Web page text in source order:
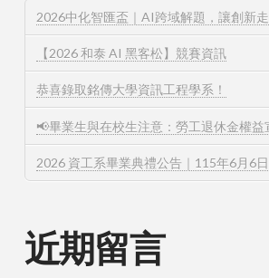
2026中化智匯盃｜AI跨域解題，讓創新
【2026 和泰 AI 黑客松】競賽資訊
恭喜錄取銘傳大學資訊工程學系！
📢畢業生與在校生注意：勞工退休金權益
2026 資工系畢業典禮公告｜115年6月6
近期留言